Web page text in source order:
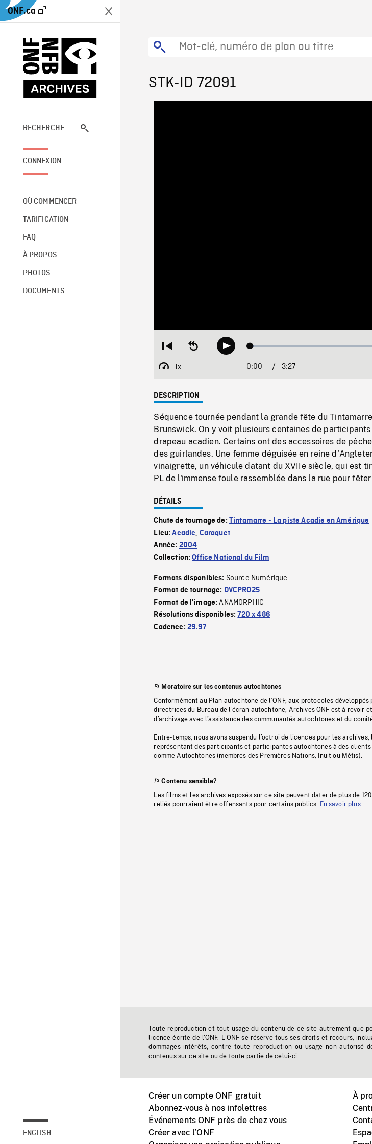
ONF.ca
RECHERCHE
CONNEXION
OÙ COMMENCER
TARIFICATION
FAQ
À PROPOS
PHOTOS
DOCUMENTS
ENGLISH
STK-ID 72091
Restart
beginning
Seek
backwardPlay Loaded:
1x
Playback
Current
0:00 / 3:27
DESCRIPTION
Séquence tournée pendant la grande fête du
Brunswick. On y voit plusieurs centaines de
drapeau acadien. Certains ont des accessoires de
des guirlandes. Une femme déguisée en reine
vinaigrette, un véhicule datant du XVIIe siècle, qui est
PL de l'immense foule rassemblée dans la rue pour
DÉTAILS
Chute de tournage de: Tintamarre - La piste Acadie en Amérique
Lieu:Acadie, Caraquet
Année: 2004
Collection:Office National du Film
Formats disponibles: Source Numérique
Format de tournage: DVCPRO25
Format de l'image:ANAMORPHIC
Résolutions disponibles:720 x 486
Cadence: 29.97
Moratoire sur les contenus autochtones
Conformément au Plan autochtone de l’ONF, aux protocoles développés
directrices du Bureau de l’écran autochtone, Archives ONF est à revoir
d’archivage avec l’assistance des communautés autochtones et du
Entre-temps, nous avons suspendu l’octroi de licences pour les
représentant des participants et participantes autochtones à des
comme Autochtones (membres des Premières Nations, Inuit ou Métis).
Contenu sensible?
Les films et les archives exposés sur ce site peuvent dater de plus de
reliés pourraient être offensants pour certains publics.
En savoir plus
Toute reproduction et tout usage du contenu de ce site autrement que
licence écrite de l'ONF. L'ONF se réserve tous ses droits et recours,
dommages-intérêts, contre toute reproduction ou usage non autorisé
contenus sur ce site ou de toute partie de celui-ci.
Créer un compte ONF gratuit
Abonnez-vous à nos infolettres
Événements ONF près de chez vous
Créer avec l’ONF
À